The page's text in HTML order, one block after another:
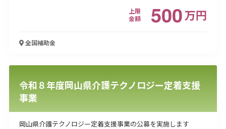
上限
金額
500万円
全国補助金
令和８年度岡山県介護テクノロジー定着支援
事業
岡山県介護テクノロジー定着支援事業の公募を実施します